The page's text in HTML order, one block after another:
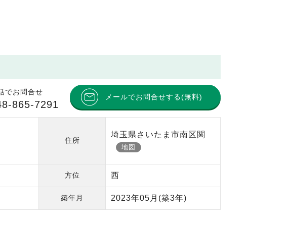
でお問合せ
865-7291
メールでお問合せする(無料)
住所
埼玉県さいたま市南区関
地図
方位 西
築年月 2023年05月 (築3年)